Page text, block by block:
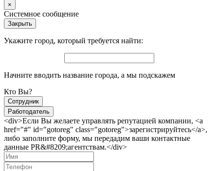
×
Системное сообщение
Закрыть
Укажите город, который требуется найти:
Начните вводить название города, а мы подскажем
Кто Вы?
Сотрудник
Работодатель
<div>Если Вы желаете управлять репутацией компании, <a
href="#" id="gotoreg" class="gotoreg">зарегистрируйтесь</a>,
либо заполните форму, мы передадим ваши контактные
данные PR&#8209;агентствам.</div>